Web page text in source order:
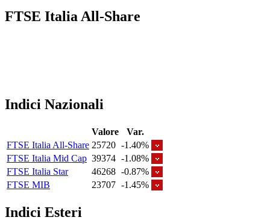
FTSE Italia All-Share
Indici Nazionali
Valore
Var.
FTSE Italia All-Share 25720 -1.40%
FTSE Italia Mid Cap 39374 -1.08%
FTSE Italia Star
46268 -0.87%
FTSE MIB
23707 -1.45%
Indici Esteri